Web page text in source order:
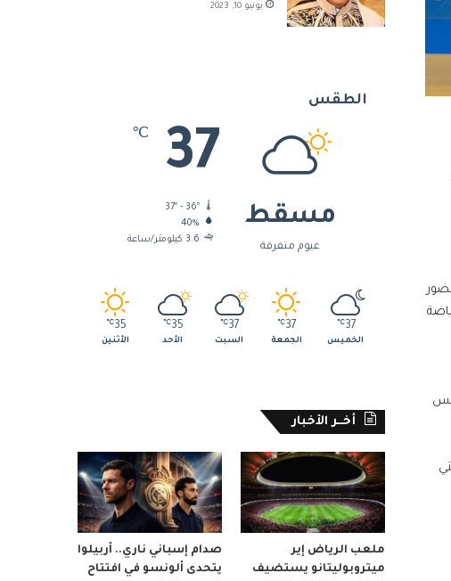
يونيو 10, 2023
الطقس
مسقط
غيوم متفرقة
37
℃
37º - 36º
40%
3.6 كيلومتر/ساعة
37
℃
الخميس
37
℃
الجمعة
37
℃
السبت
35
℃
الأحد
35
℃
الأثنين
أخــر الأخبار
ملعب الرياض إير
ميتروبوليتانو يستضيف
صدام إسباني ناري.. أربيلوا
يتحدى ألونسو في افتتاح